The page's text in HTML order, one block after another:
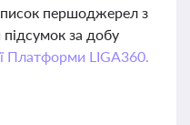
першоджерел з
за добу
Платформи LIGA360.